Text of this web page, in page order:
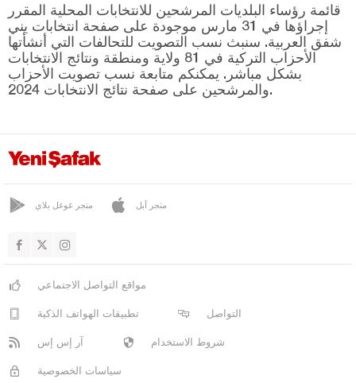
سورمانيه
طونيا
فاكفيكبير
طونجالي
أوشاك
يوزغات
زونغولداك
قائمة رؤساء البلديات المرشحين للانتخابات المحلية المقرر
إجراؤها في 31 مارس موجودة على صفحة انتخابات يني
شفق العربية. سنبث نسب التصويت للتحالفات التي أنشأتها
الأحزاب التركية في 81 ولاية ومنطقة ونتائج الانتخابات
بشكل مباشر. يمكنكم متابعة نسب تصويت الأحزاب
والمرشحين على صفحة نتائج الانتخابات 2024.
متجر غوغل بلاي متجر آبل
مواقع التواصل الاجتماعي
تطبيقات الهواتف الذكية التواصل
آر إس إس شروط الاستخدام
سياسات الخصوصية